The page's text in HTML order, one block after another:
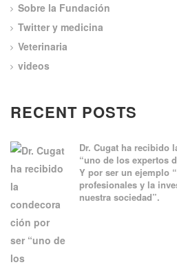
Sobre la Fundación
Twitter y medicina
Veterinaria
videos
RECENT POSTS
Dr. Cugat ha recibido
“uno de los expertos
Y por ser un ejemplo
profesionales y la
nuestra sociedad”.